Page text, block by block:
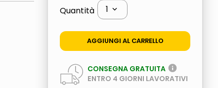
Quantità 1
AGGIUNGI AL CARRELLO
CONSEGNA GRATUITA
ENTRO 4 GIORNI LAVORATIVI